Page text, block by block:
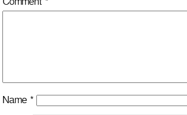
Comment *
Name *